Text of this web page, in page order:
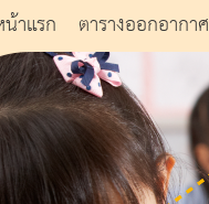
าแรก ตารางออกอากาศ